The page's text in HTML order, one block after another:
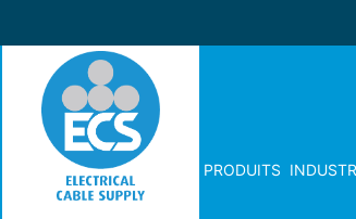
PRODUITS